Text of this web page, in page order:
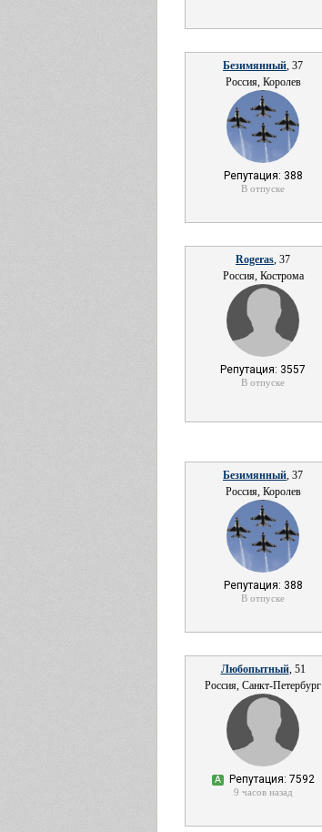
Безимянный, 37
Россия, Королев
Репутация: 388
В отпуске
Rogeras, 37
Россия, Кострома
Репутация: 3557
В отпуске
Безимянный, 37
Россия, Королев
Репутация: 388
В отпуске
Любопытный, 51
Россия, Санкт-Петербург
А Репутация: 7592
9 часов назад